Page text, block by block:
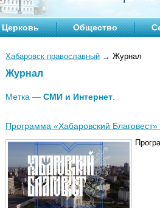
Церковь Общество
Хабаровск православный → Журнал
Журнал
Метка — СМИ и Интернет
Программа «Хабаровский